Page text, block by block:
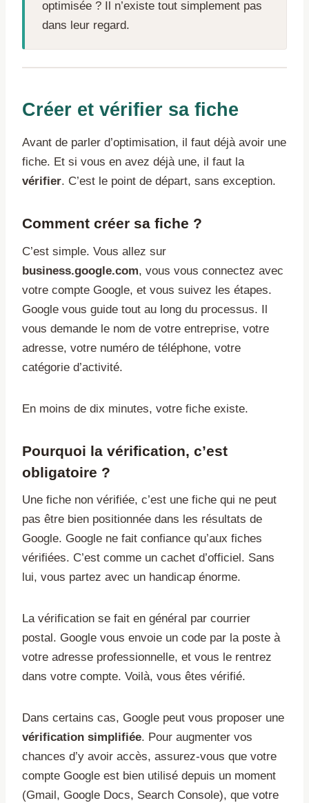
optimisée ? Il n’existe tout simplement pas
dans leur regard.
Créer et vérifier sa fiche
Avant de parler d’optimisation, il faut déjà avoir une
fiche. Et si vous en avez déjà une, il faut la
vérifier. C’est le point de départ, sans exception.
Comment créer sa fiche ?
C’est simple. Vous allez sur
business.google.com, vous vous connectez avec
votre compte Google, et vous suivez les étapes.
Google vous guide tout au long du processus. Il
vous demande le nom de votre entreprise, votre
adresse, votre numéro de téléphone, votre
catégorie d’activité.
En moins de dix minutes, votre fiche existe.
Pourquoi la vérification, c’est
obligatoire ?
Une fiche non vérifiée, c’est une fiche qui ne peut
pas être bien positionnée dans les résultats de
Google. Google ne fait confiance qu’aux fiches
vérifiées. C’est comme un cachet d’officiel. Sans
lui, vous partez avec un handicap énorme.
La vérification se fait en général par courrier
postal. Google vous envoie un code par la poste à
votre adresse professionnelle, et vous le rentrez
dans votre compte. Voilà, vous êtes vérifié.
Dans certains cas, Google peut vous proposer une
vérification simplifiée. Pour augmenter vos
chances d’y avoir accès, assurez-vous que votre
compte Google est bien utilisé depuis un moment
(Gmail, Google Docs, Search Console), que votre